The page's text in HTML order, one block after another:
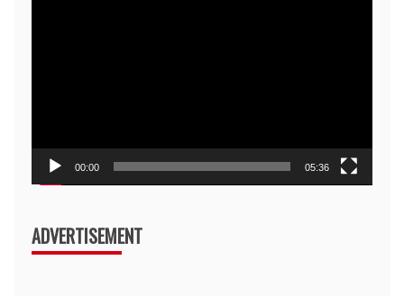
00:00 05:36
ADVERTISEMENT